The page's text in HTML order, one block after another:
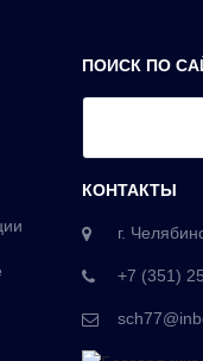
ПОИСК ПО
КОНТАКТЫ
г.
+7 (351)